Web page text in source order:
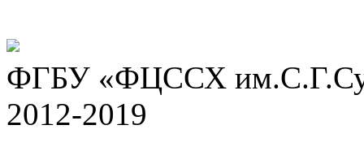
ФГБУ «ФЦССХ
2012-2019